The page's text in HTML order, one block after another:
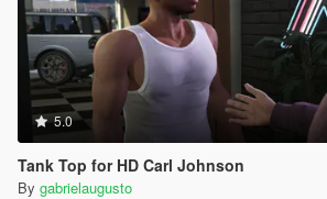
5.0
Tank Top for HD Carl Johnson
By gabrielaugusto